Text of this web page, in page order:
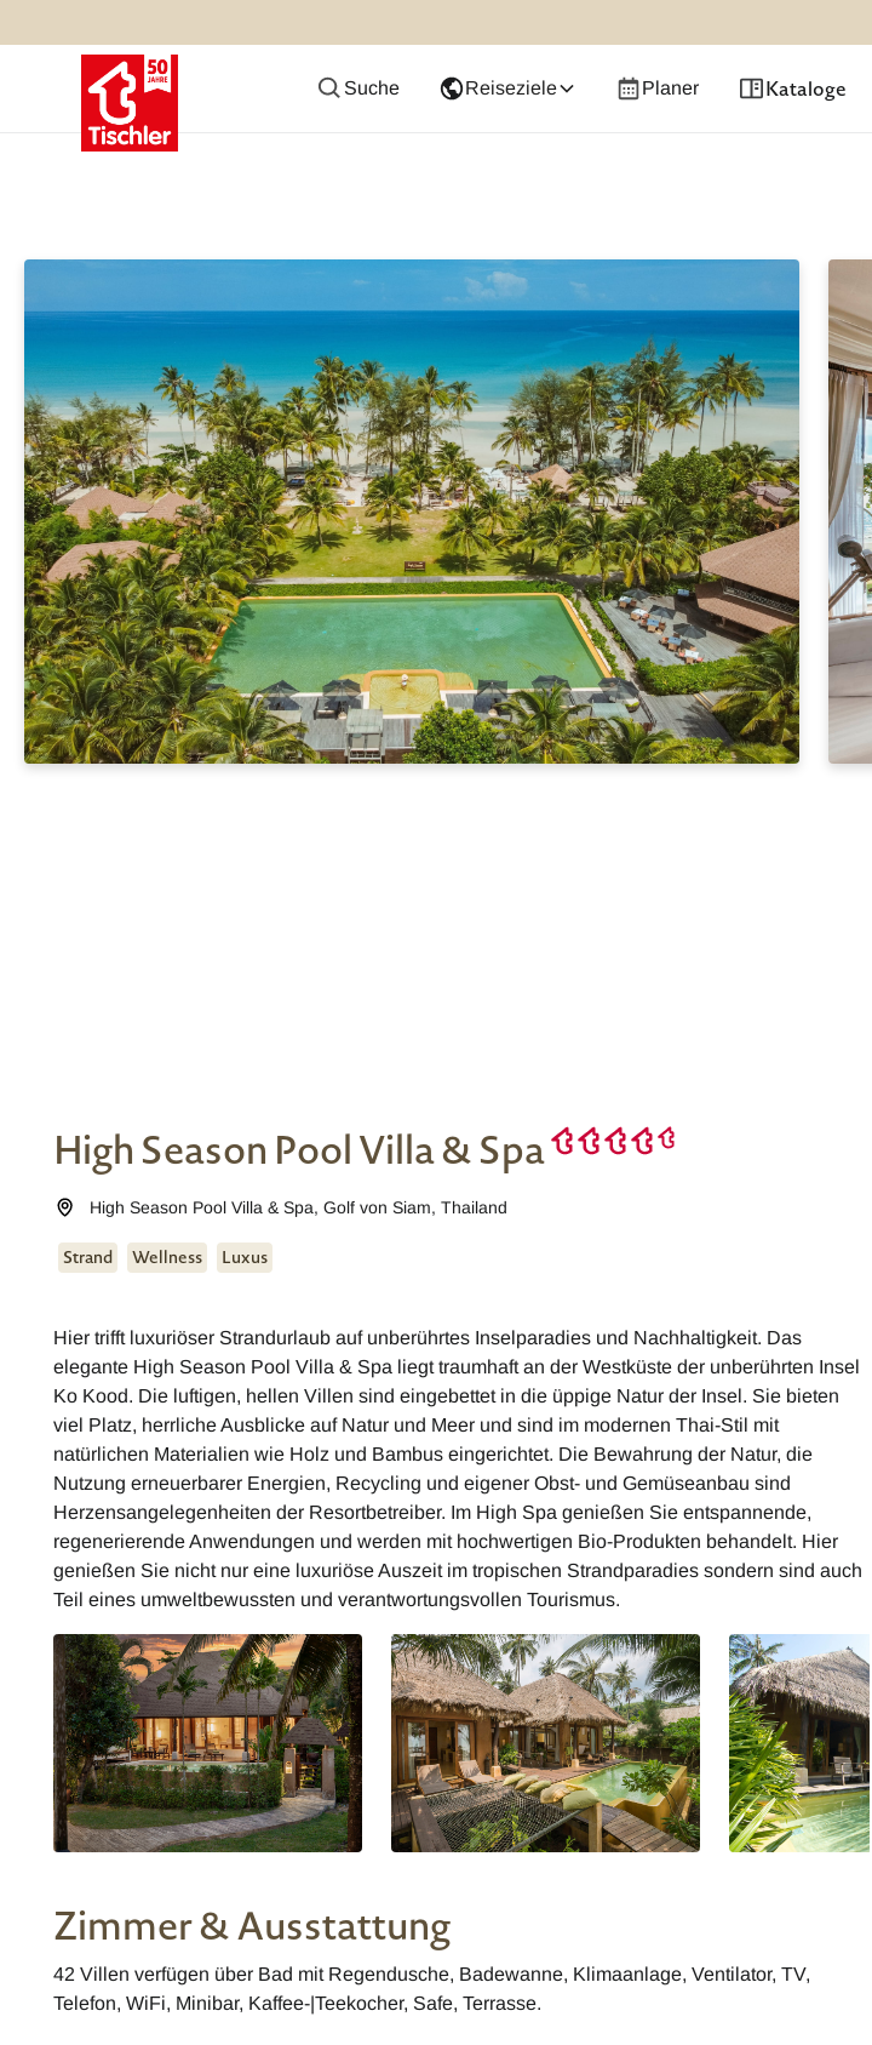
Suche Reiseziele Planer Kataloge
High Season Pool Villa & Spa
High Season Pool Villa & Spa,Golf von Siam,Thailand
Strand Wellness Luxus
Hier trifft luxuriöser Strandurlaub auf unberührtes Inselparadies und Nachhaltigkeit. Das
elegante High Season Pool Villa & Spa liegt traumhaft an der Westküste der unberührten Insel
Ko Kood. Die luftigen, hellen Villen sind eingebettet in die üppige Natur der Insel. Sie bieten
viel Platz, herrliche Ausblicke auf Natur und Meer und sind im modernen Thai-Stil mit
natürlichen Materialien wie Holz und Bambus eingerichtet. Die Bewahrung der Natur, die
Nutzung erneuerbarer Energien, Recycling und eigener Obst- und Gemüseanbau sind
Herzensangelegenheiten der Resortbetreiber. Im High Spa genießen Sie entspannende,
regenerierende Anwendungen und werden mit hochwertigen Bio-Produkten behandelt. Hier
genießen Sie nicht nur eine luxuriöse Auszeit im tropischen Strandparadies sondern sind auch
Teil eines umweltbewussten und verantwortungsvollen Tourismus.
Zimmer & Ausstattung
42 Villen verfügen über Bad mit Regendusche, Badewanne, Klimaanlage, Ventilator, TV,
Telefon, WiFi, Minibar, Kaffee-|Teekocher, Safe, Terrasse.